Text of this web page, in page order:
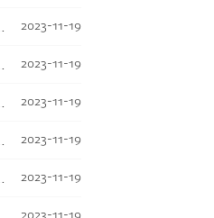
2023-11-19
2023-11-19
2023-11-19
2023-11-19
2023-11-19